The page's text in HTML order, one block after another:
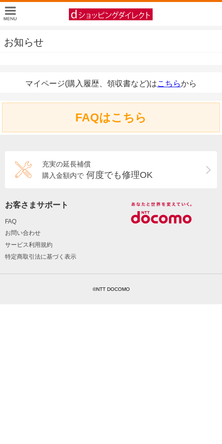
お知らせ
マイページ(購入履歴、領収書など)はこちらから
FAQはこちら
充実の延長補償
購入金額内で 何度でも修理OK
お客さまサポート
FAQ
お問い合わせ
サービス利用規約
特定商取引法に基づく表示
©NTT DOCOMO